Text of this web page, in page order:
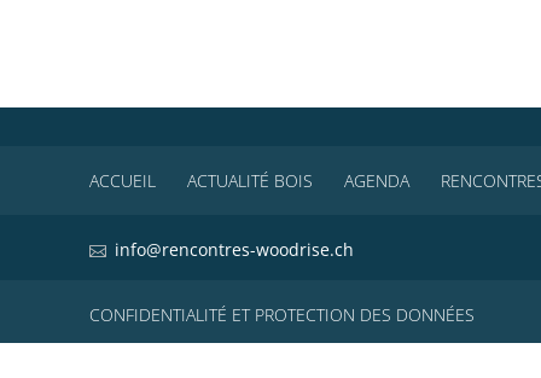
ACCUEIL ACTUALITÉ BOIS AGENDA
info@rencontres-woodrise.ch
CONFIDENTIALITÉ ET PROTECTION DES DONNÉES